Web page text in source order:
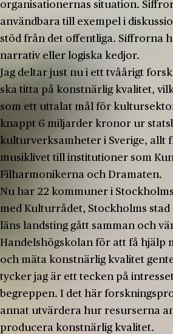
organisationernas situation.
användbara till exempel i
stöd från det offentliga. Siffrorna
narrativ eller logiska kedjor.
Jag deltar just nu i ett tvåårigt
ska titta på konstnärlig kvalitet,
som ett uttalat mål för
knappt 6 miljarder kronor ur
kulturverksamheter i Sverige, allt
musiklivet till institutioner som
Filharmonikerna och Dramaten.
Nu har 22 kommuner i
med Kulturrådet, Stockholms
läns landsting gått samman och
Handelshögskolan för att få hjälp
och mäta konstnärlig kvalitet
tycker jag är ett tecken på
begreppen. I det här
annat utvärdera hur resurserna
producera konstnärlig kvalitet.